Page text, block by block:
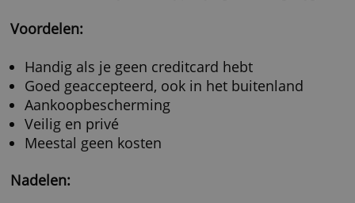
Een Paypal-account open je online. Daarvoor
moet je minimaal 18 jaar oud zijn.
koppel je een betaalmethode aan je account,
bijvoorbeeld een creditcard of een
Het is ook mogelijk vooraf geld te storten op
Paypal-account. Vervolgens kun je met
betalen, zonder dat de verkoper je bank- of
creditcardgegevens ziet.